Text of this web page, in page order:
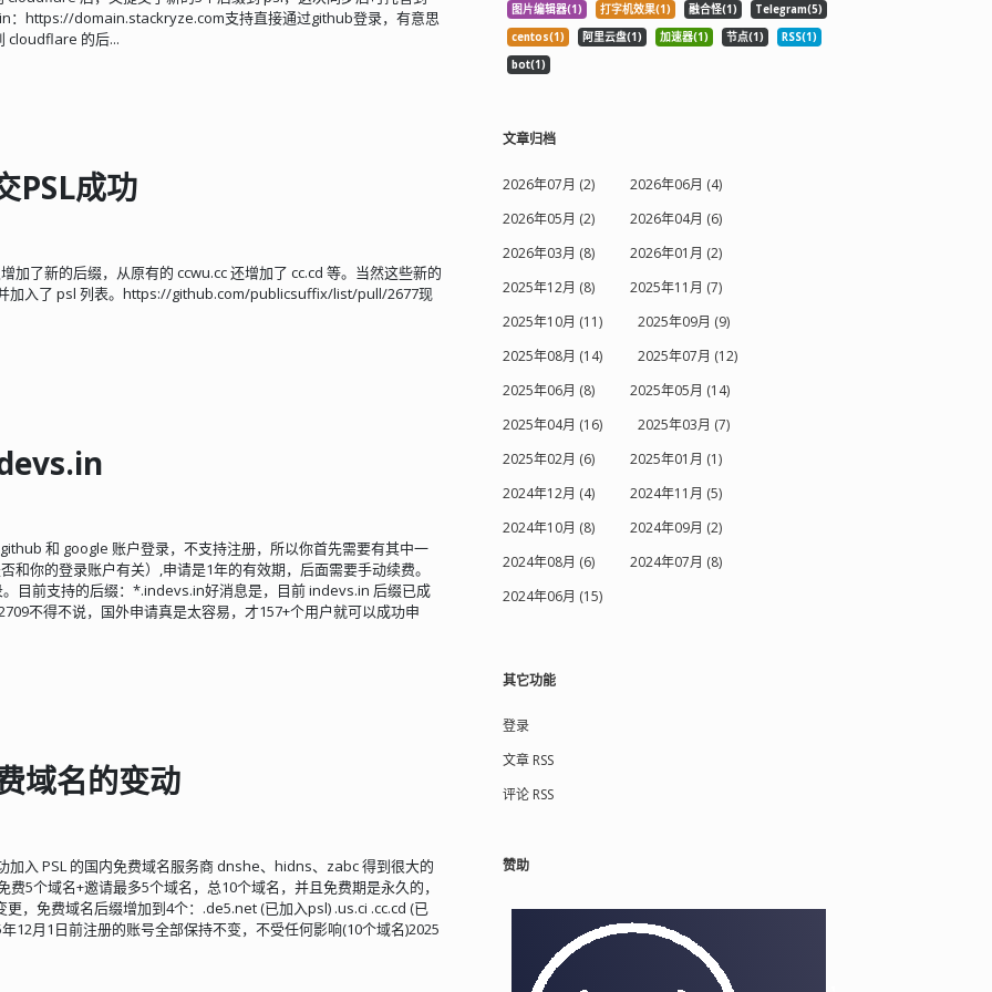
：https://domain.stackryze.com支持直接通过github登录，有意思
cloudflare 的后...
PSL成功
加了新的后缀，从原有的 ccwu.cc 还增加了 cc.cd 等。当然这些新的
加入了 psl 列表。https://github.com/publicsuffix/list/pull/2677现
和 google 账户登录，不支持注册，所以你首先需要有其中一
你的登录账户有关）,申请是1年的有效期，后面需要手动续费。
目前支持的后缀：*.indevs.in好消息是，目前 indevs.in 后缀已成
不得不说，国外申请真是太容易，才157+个用户就可以成功申
域名的变动
入 PSL 的国内免费域名服务商 dnshe、hidns、zabc 得到很大的
5个域名+邀请最多5个域名，总10个域名，并且免费期是永久的，
，免费域名后缀增加到4个：.de5.net (已加入psl) .us.ci .cc.cd (已
12月1日前注册的账号全部保持不变，不受任何影响(10个域名)2025
图片编辑器(1) 打字机效果(1) 融合怪(1)
Telegram(5)
centos(1)
阿里云盘(1) 加速器(1) 节点(1)
RSS(1)
bot(1)
文章归档
2026年07月 (2)
2026年06月 (4)
2026年05月 (2)
2026年04月 (6)
2026年03月 (8)
2026年01月 (2)
2025年12月 (8)
2025年11月 (7)
2025年10月 (11)
2025年09月 (9)
2025年08月 (14)
2025年07月 (12)
2025年06月 (8)
2025年05月 (14)
2025年04月 (16)
2025年03月 (7)
2025年02月 (6)
2025年01月 (1)
2024年12月 (4)
2024年11月 (5)
2024年10月 (8)
2024年09月 (2)
2024年08月 (6)
2024年07月 (8)
2024年06月 (15)
其它功能
登录
文章 RSS
评论 RSS
赞助